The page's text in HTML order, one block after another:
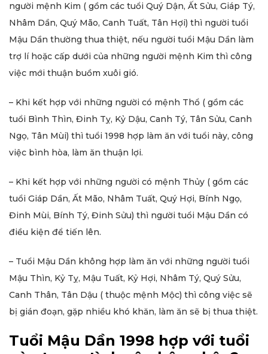
người mệnh Kim ( gồm các tuổi Quý Dận, Ất Sửu, Giáp Tý,
Nhâm Dần, Quý Mão, Canh Tuất, Tân Hợi) thì người tuổi
Mậu Dần thường thua thiệt, nếu người tuổi Mậu Dần làm
trợ lí hoặc cấp dưới của những người mệnh Kim thì công
việc mới thuận buồm xuôi gió.
– Khi kết hợp với những người có mệnh Thổ ( gồm các
tuổi Bình Thìn, Đinh Tỵ, Kỷ Dậu, Canh Tý, Tân Sửu, Canh
Ngọ, Tân Mùi) thì tuổi 1998 hợp làm ăn với tuổi này, công
việc bình hòa, làm ăn thuận lợi.
– Khi kết hợp với những người có mệnh Thủy ( gồm các
tuổi Giáp Dần, Ất Mão, Nhâm Tuất, Quý Hợi, Bính Ngọ,
Đinh Mùi, Bính Tý, Đinh Sửu) thì người tuổi Mậu Dần có
điều kiện để tiến lên.
– Tuổi Mậu Dần không hợp làm ăn với những người tuổi
Mậu Thìn, Kỷ Tỵ, Mậu Tuất, Kỷ Hợi, Nhâm Tý, Quý Sửu,
Canh Thân, Tân Dậu ( thuộc mệnh Mộc) thì công việc sẽ
bị gián đoạn, gặp nhiều khó khăn, làm ăn sẽ bị thua thiệt.
Tuổi Mậu Dần 1998 hợp với tuổi